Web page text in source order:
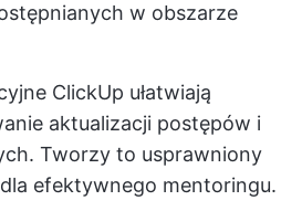
w obszarze
ClickUp ułatwiają
aktualizacji postępów i
Tworzy to usprawniony
efektywnego mentoringu.